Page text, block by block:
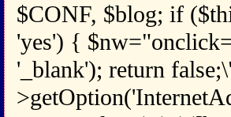
$CONF, $blog; if
'yes') {
'_blank'); return